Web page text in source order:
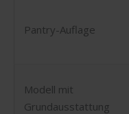
Pantry-Auflage
Modell mit
Grundausstattung